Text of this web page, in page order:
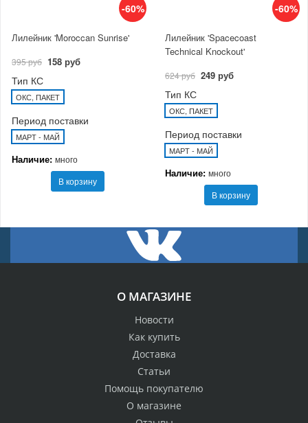
-60%
Лилейник 'Moroccan Sunrise'
395 руб 158 руб
Тип КС
ОКС, ПАКЕТ
Период поставки
МАРТ - МАЙ
Наличие: много
В корзину
-60%
Лилейник 'Spacecoast
Technical Knockout'
624 руб 249 руб
Тип КС
ОКС, ПАКЕТ
Период поставки
МАРТ - МАЙ
Наличие: много
В корзину
О МАГАЗИНЕ
Новости
Как купить
Доставка
Статьи
Помощь покупателю
О магазине